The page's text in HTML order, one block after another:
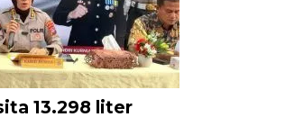
13.298 liter